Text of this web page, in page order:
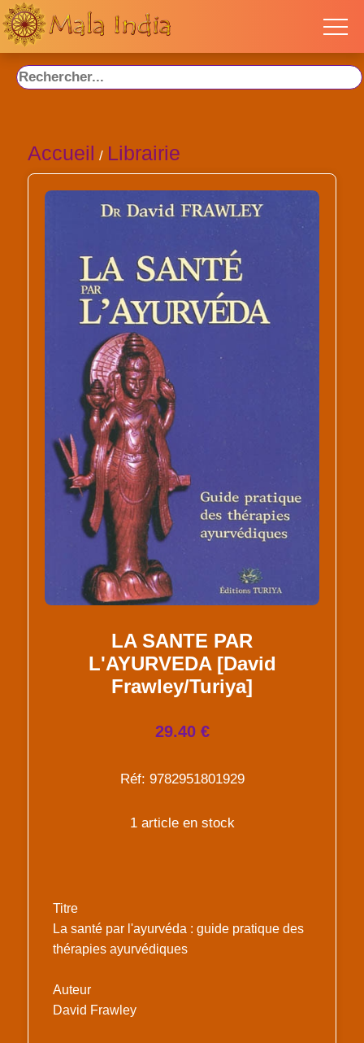
Accueil / Librairie
LA SANTE PAR
L'AYURVEDA [David
Frawley/Turiya]
29.40 €
Réf: 9782951801929
1 article en stock
Titre
La santé par l'ayurvéda : guide pratique des
thérapies ayurvédiques
Auteur
David Frawley